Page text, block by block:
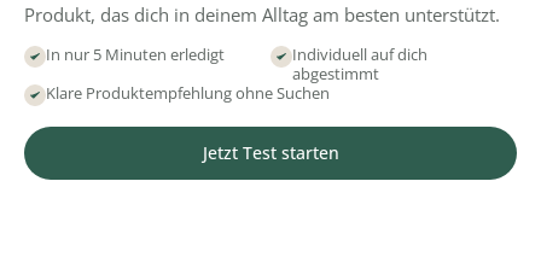
Produkt, das dich in deinem Alltag am besten unterstützt.
In nur 5 Minuten erledigt
Individuell auf dich
abgestimmt
Klare Produktempfehlung ohne Suchen
Jetzt Test starten